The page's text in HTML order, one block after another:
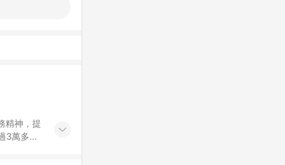
精神，提
3萬多種